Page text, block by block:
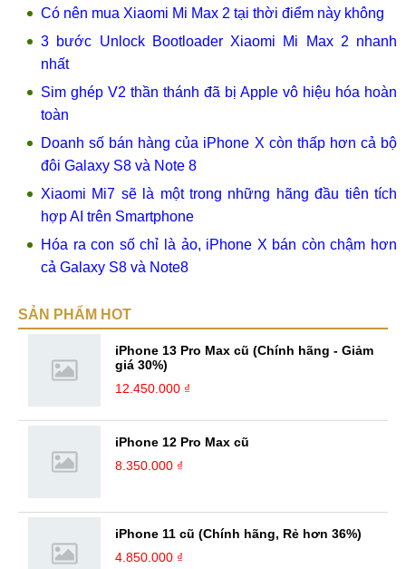
Có nên mua Xiaomi Mi Max 2 tại thời điểm này không
3 bước Unlock Bootloader Xiaomi Mi Max 2 nhanh
nhất
Sim ghép V2 thần thánh đã bị Apple vô hiệu hóa hoàn
toàn
Doanh số bán hàng của iPhone X còn thấp hơn cả bộ
đôi Galaxy S8 và Note 8
Xiaomi Mi7 sẽ là một trong những hãng đầu tiên tích
hợp AI trên Smartphone
Hóa ra con số chỉ là ảo, iPhone X bán còn chậm hơn
cả Galaxy S8 và Note8
SẢN PHẨM HOT
iPhone 13 Pro Max cũ (Chính hãng - Giảm
giá 30%)
12.450.000 ₫
iPhone 12 Pro Max cũ
8.350.000 ₫
iPhone 11 cũ (Chính hãng, Rẻ hơn 36%)
4.850.000 ₫